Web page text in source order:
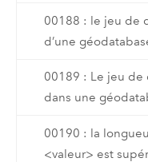
00188 : le jeu de
d’une
00189 : Le jeu de
dans une
00190 : la
<valeur> est